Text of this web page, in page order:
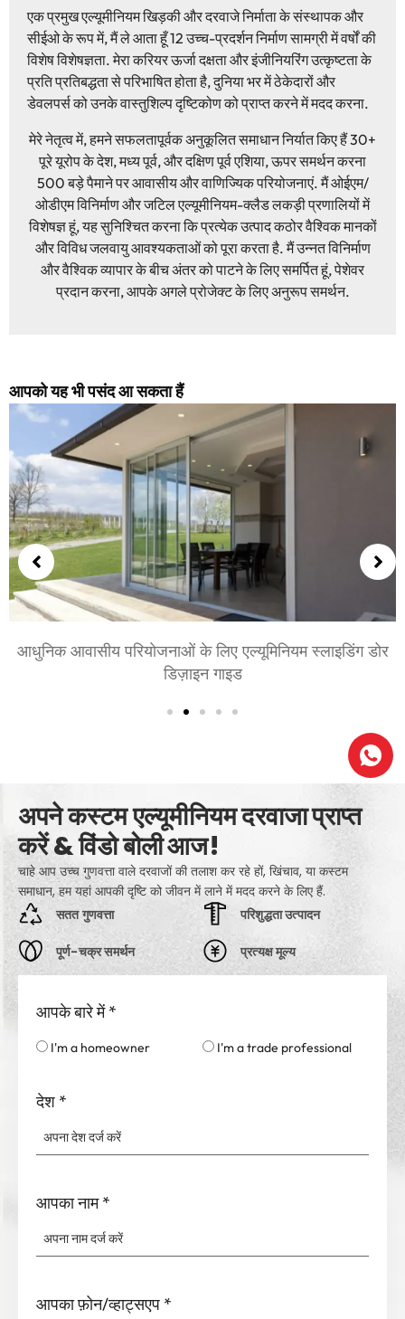
एक प्रमुख एल्यूमीनियम खिड़की और दरवाजे निर्माता के संस्थापक और
सीईओ के रूप में, मैं ले आता हूँ 12 उच्च-प्रदर्शन निर्माण सामग्री में वर्षों की
विशेष विशेषज्ञता. मेरा करियर ऊर्जा दक्षता और इंजीनियरिंग उत्कृष्टता के
प्रति प्रतिबद्धता से परिभाषित होता है, दुनिया भर में ठेकेदारों और
डेवलपर्स को उनके वास्तुशिल्प दृष्टिकोण को प्राप्त करने में मदद करना.
मेरे नेतृत्व में, हमने सफलतापूर्वक अनुकूलित समाधान निर्यात किए हैं 30+
पूरे यूरोप के देश, मध्य पूर्व, और दक्षिण पूर्व एशिया, ऊपर समर्थन करना
500 बड़े पैमाने पर आवासीय और वाणिज्यिक परियोजनाएं. मैं ओईएम/
ओडीएम विनिर्माण और जटिल एल्यूमीनियम-क्लैड लकड़ी प्रणालियों में
विशेषज्ञ हूं, यह सुनिश्चित करना कि प्रत्येक उत्पाद कठोर वैश्विक मानकों
और विविध जलवायु आवश्यकताओं को पूरा करता है. मैं उन्नत विनिर्माण
और वैश्विक व्यापार के बीच अंतर को पाटने के लिए समर्पित हूं, पेशेवर
प्रदान करना, आपके अगले प्रोजेक्ट के लिए अनुरूप समर्थन.
आपको यह भी पसंद आ सकता हैं
आधुनिक आवासीय परियोजनाओं के लिए एल्यूमिनियम स्लाइडिंग डोर
डिज़ाइन गाइड
अपने कस्टम एल्यूमीनियम दरवाजा प्राप्त
करें & विंडो बोली आज!
चाहे आप उच्च गुणवत्ता वाले दरवाजों की तलाश कर रहे हों, खिंचाव, या कस्टम
समाधान, हम यहां आपकी दृष्टि को जीवन में लाने में मदद करने के लिए हैं.
सतत गुणवत्ता
पूर्ण-चक्र समर्थन
परिशुद्धता उत्पादन
प्रत्यक्ष मूल्य
आपके बारे में *
I'm a homeowner I'm a trade professional
देश *
आपका नाम *
आपका फ़ोन/व्हाट्सएप *